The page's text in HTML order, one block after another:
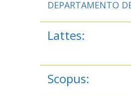
DEPARTAMENTO
Lattes:
Scopus: